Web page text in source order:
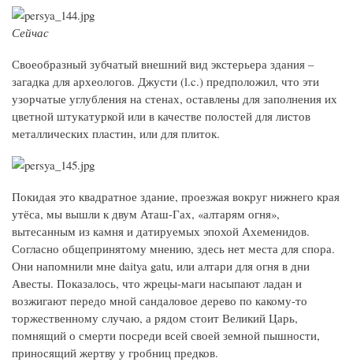
Сейчас
Своеобразный зубчатый внешний вид экстерьера здания –
загадка для археологов. Джусти (l.c.) предположил, что эти
узорчатые углубления на стенах, оставлены для заполнения их
цветной штукатуркой или в качестве полостей для листов
металлических пластин, или для плиток.
Покидая это квадратное здание, проезжая вокруг нижнего края
утёса, мы вышли к двум Аташ-Гах, «алтарям огня»,
вытесанным из камня и датируемых эпохой Ахеменидов.
Согласно общепринятому мнению, здесь нет места для спора.
Они напомнили мне daitya gatu, или алтари для огня в дни
Авесты. Показалось, что жрецы-маги насыпают ладан и
возжигают передо мной сандаловое дерево по какому-то
торжественному случаю, а рядом стоит Великий Царь,
помнящий о смерти посреди всей своей земной пышности,
приносящий жертву у гробниц предков.